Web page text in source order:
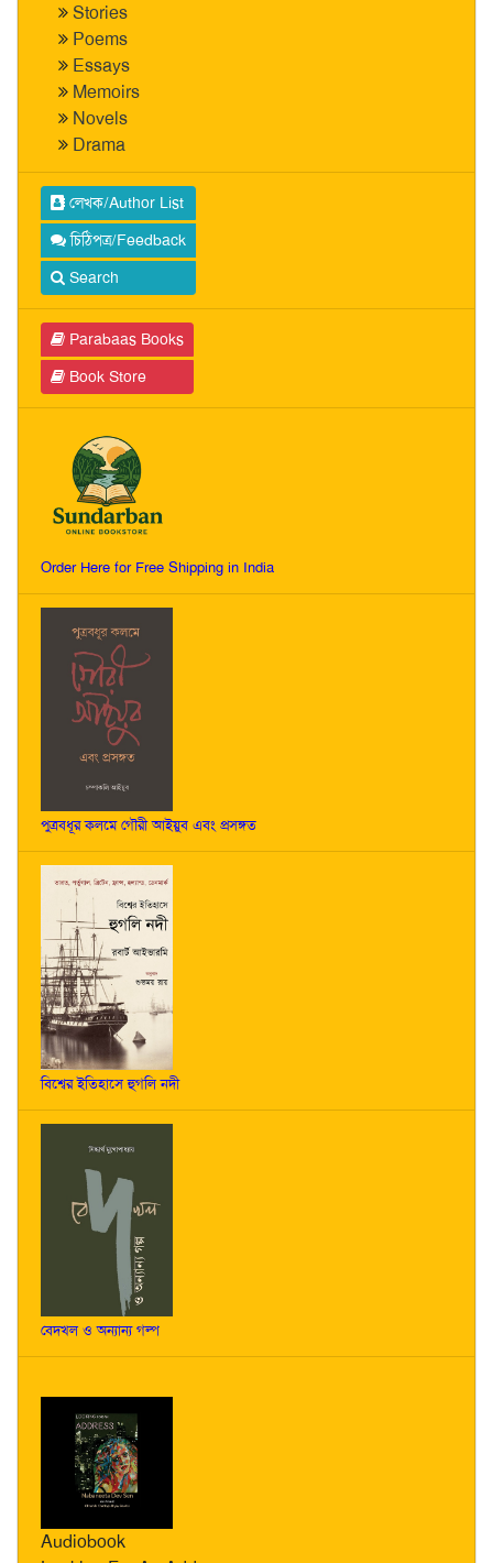
Stories
Poems
Essays
Memoirs
Novels
Drama
লেখক/Author List
চিঠিপত্র/Feedback
Search
Parabaas Books
Book Store
Order Here for Free Shipping in India
পুত্রবধূর কলমে গৌরী আইয়ুব এবং প্রসঙ্গত
বিশ্বের ইতিহাসে হুগলি নদী
বেদখল ও অন্যান্য গল্প
Audiobook